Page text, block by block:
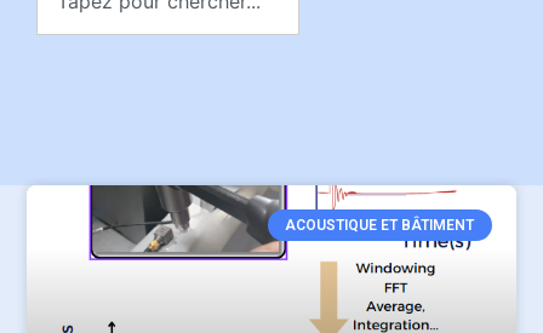
ACOUSTIQUE ET BÂTIMENT